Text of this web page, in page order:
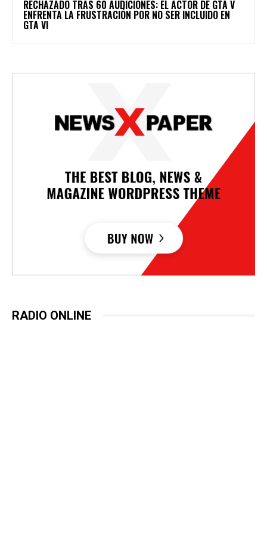
RECHAZADO TRAS 60 AUDICIONES: EL ACTOR DE GTA V
ENFRENTA LA FRUSTRACIÓN POR NO SER INCLUIDO EN
GTA VI
RADIO ONLINE